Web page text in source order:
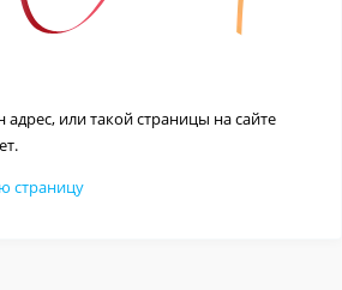
или такой страницы на сайте
страницу